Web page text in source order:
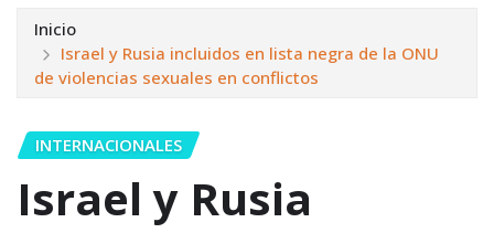
Inicio
Israel y Rusia incluidos en lista negra de la ONU
de violencias sexuales en conflictos
INTERNACIONALES
Israel y Rusia